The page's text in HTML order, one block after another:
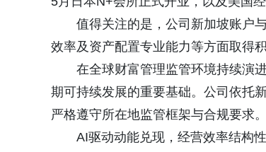
值得关注的是，公司新加坡账户
效率及资产配置专业能力等方面取得
在全球财富管理监管环境持续演
期可持续发展的重要基础。公司依托
严格遵守所在地监管框架与合规要求。
AI驱动动能兑现，经营效率结构